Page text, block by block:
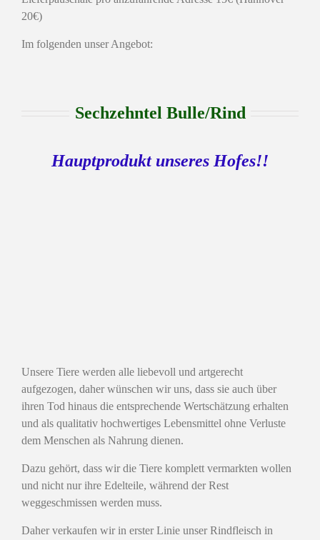
20€)
Im folgenden unser Angebot:
Sechzehntel Bulle/Rind
Hauptprodukt unseres Hofes!!
Unsere Tiere werden alle liebevoll und artgerecht
aufgezogen, daher wünschen wir uns, dass sie auch über
ihren Tod hinaus die entsprechende Wertschätzung erhalten
und als qualitativ hochwertiges Lebensmittel ohne Verluste
dem Menschen als Nahrung dienen.
Dazu gehört, dass wir die Tiere komplett vermarkten wollen
und nicht nur ihre Edelteile, während der Rest
weggeschmissen werden muss.
Daher verkaufen wir in erster Linie unser Rindfleisch in